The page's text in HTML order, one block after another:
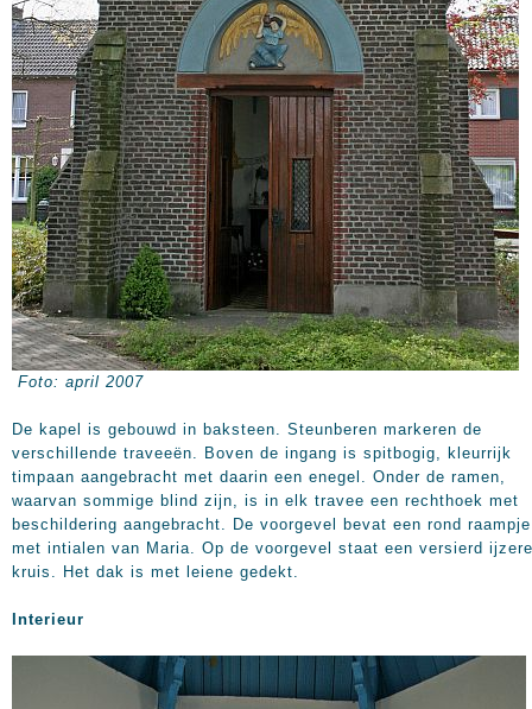
Foto: april 2007
De kapel is gebouwd in baksteen. Steunberen markeren de
verschillende traveeën. Boven de ingang is spitbogig, kleurrijk
timpaan aangebracht met daarin een enegel. Onder de ramen,
waarvan sommige blind zijn, is in elk travee een rechthoek met
beschildering aangebracht. De voorgevel bevat een rond raampje
met intialen van Maria. Op de voorgevel staat een versierd
kruis. Het dak is met leiene gedekt.
Interieur